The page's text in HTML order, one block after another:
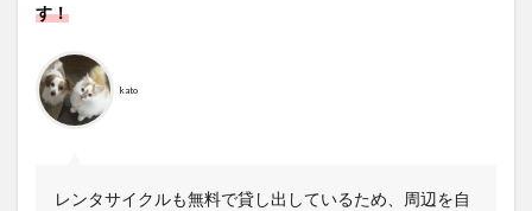
す！
kato
レンタサイクルも無料で貸し出しているため、周辺を自